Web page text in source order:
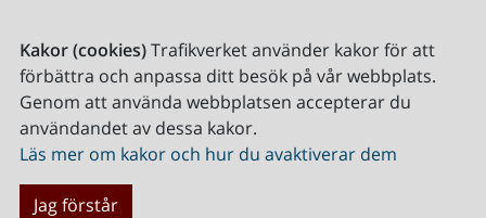
Kakor (cookies)Trafikverket använder kakor för att
förbättra och anpassa ditt besök på vår webbplats.
Genom att använda webbplatsen accepterar du
användandet av dessa kakor.
Läs mer om kakor och hur du avaktiverar dem
Jag förstår